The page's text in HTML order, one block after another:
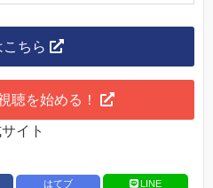
ちら
聴を始める！
イト
はてブ LINE